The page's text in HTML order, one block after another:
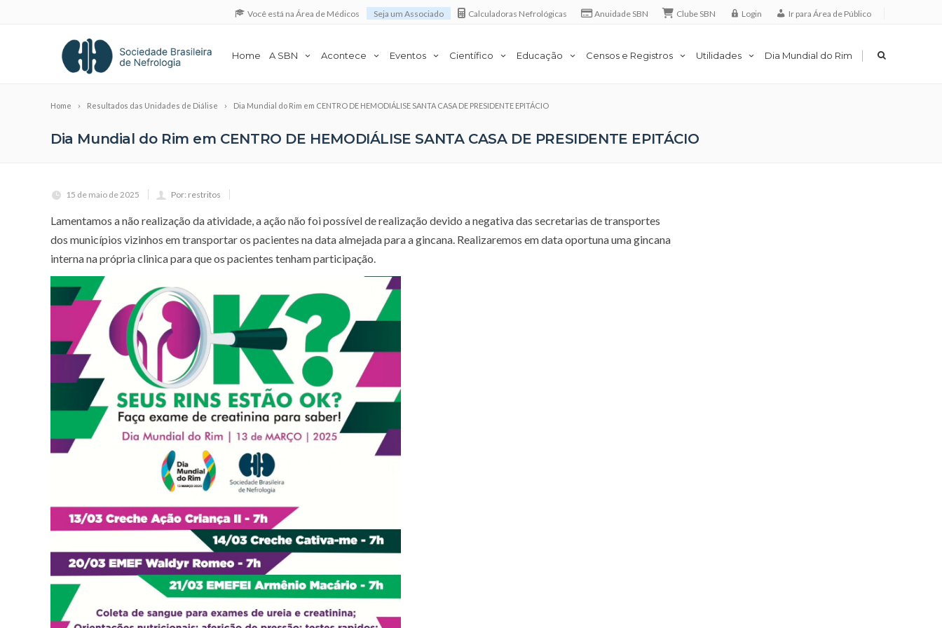
Você está na Área de Médicos Seja um Associado Calculadoras Nefrológicas Anuidade SBN Clube SBN Login Ir para Área de Público
Home A SBN Acontece Eventos Científico Educação Censos e Registros Utilidades Dia Mundial do Rim |
Home Resultados das Unidades de Diálise Dia Mundial do Rim em CENTRO DE HEMODIÁLISE SANTA CASA DE PRESIDENTE EPITÁCIO
Dia Mundial do Rim em CENTRO DE HEMODIÁLISE SANTA CASA DE PRESIDENTE EPITÁCIO
15 de maio de 2025 Por: restritos
Lamentamos a não realização da atividade, a ação não foi possível de realização devido a negativa das secretarias de transportes
dos municípios vizinhos em transportar os pacientes na data almejada para a gincana. Realizaremos em data oportuna uma gincana
interna na própria clinica para que os pacientes tenham participação.